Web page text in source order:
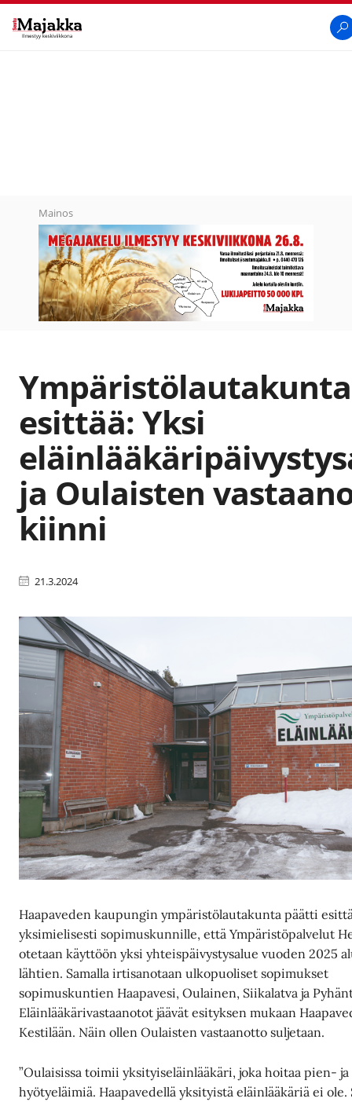
Mainos
Ympäristölautakunta
esittää: Yksi
ja Oulaisten
kiinni
21.3.2024
Haapaveden kaupungin ympäristölautakunta päätti
yksimielisesti sopimuskunnille, että Ympäristöpalvelut
otetaan käyttöön yksi yhteispäivystysalue vuoden 2025
lähtien. Samalla irtisanotaan ulkopuoliset sopimukset
sopimuskuntien Haapavesi, Oulainen, Siikalatva ja
Eläinlääkärivastaanotot jäävät esityksen mukaan
Kestilään. Näin ollen Oulaisten vastaanotto suljetaan.
”Oulaisissa toimii yksityiseläinlääkäri, joka hoitaa pien- ja
hyötyeläimiä. Haapavedellä yksityistä eläinlääkäriä ei ole.